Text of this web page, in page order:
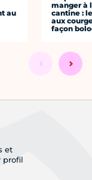
au
manger à
cantine :
aux
façon
et
profil